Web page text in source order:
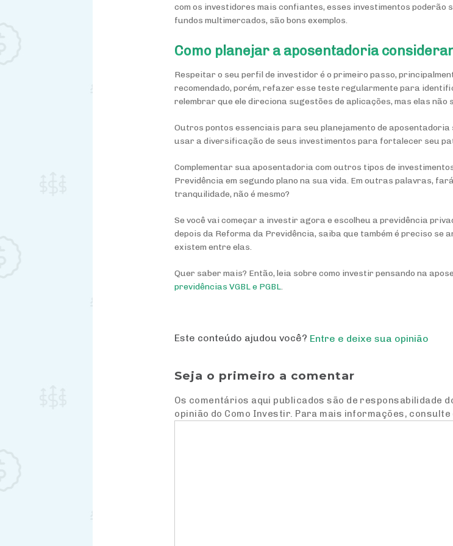
com os investidores mais confiantes, esses investimentos poderão
fundos multimercados, são bons exemplos.
Como planejar a aposentadoria
Respeitar o seu perfil de investidor é o primeiro passo,
recomendado, porém, refazer esse teste regularmente para
relembrar que ele direciona sugestões de aplicações, mas elas
Outros pontos essenciais para seu planejamento de
usar a diversificação de seus investimentos para fortalecer seu
Complementar sua aposentadoria com outros tipos de
Previdência em segundo plano na sua vida. Em outras palavras,
tranquilidade, não é mesmo?
Se você vai começar a investir agora e escolheu a previdência
depois da Reforma da Previdência, saiba que também é preciso
existem entre elas.
Quer saber mais? Então, leia sobre como investir pensando na
previdências VGBL e PGBL.
Este conteúdo ajudou você? Entre e deixe sua opinião
Seja o primeiro a comentar
Os comentários aqui publicados são de responsabilidade
opinião do Como Investir. Para mais informações, consulte